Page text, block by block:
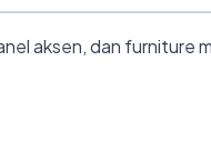
aksen, dan furniture